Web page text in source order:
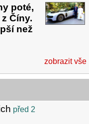
poté,
Číny.
než
zobrazit vše
před 2